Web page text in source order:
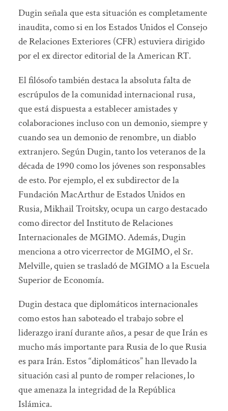
Dugin señala que esta situación es completamente
inaudita, como si en los Estados Unidos el Consejo
de Relaciones Exteriores (CFR) estuviera dirigido
por el ex director editorial de la American RT.
El filósofo también destaca la absoluta falta de
escrúpulos de la comunidad internacional rusa,
que está dispuesta a establecer amistades y
colaboraciones incluso con un demonio, siempre y
cuando sea un demonio de renombre, un diablo
extranjero. Según Dugin, tanto los veteranos de la
década de 1990 como los jóvenes son responsables
de esto. Por ejemplo, el ex subdirector de la
Fundación MacArthur de Estados Unidos en
Rusia, Mikhail Troitsky, ocupa un cargo destacado
como director del Instituto de Relaciones
Internacionales de MGIMO. Además, Dugin
menciona a otro vicerrector de MGIMO, el Sr.
Melville, quien se trasladó de MGIMO a la Escuela
Superior de Economía.
Dugin destaca que diplomáticos internacionales
como estos han saboteado el trabajo sobre el
liderazgo iraní durante años, a pesar de que Irán es
mucho más importante para Rusia de lo que Rusia
es para Irán. Estos “diplomáticos” han llevado la
situación casi al punto de romper relaciones, lo
que amenaza la integridad de la República
Islámica.